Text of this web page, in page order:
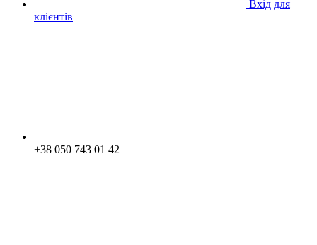
Вхід для
клієнтів
+38 050 743 01 42